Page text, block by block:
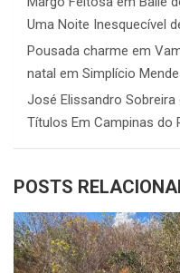
Uma Noite Inesquecível
Pousada charme em
natal em Simplício
José Elissandro Sobreira
Títulos Em Campinas do
POSTS